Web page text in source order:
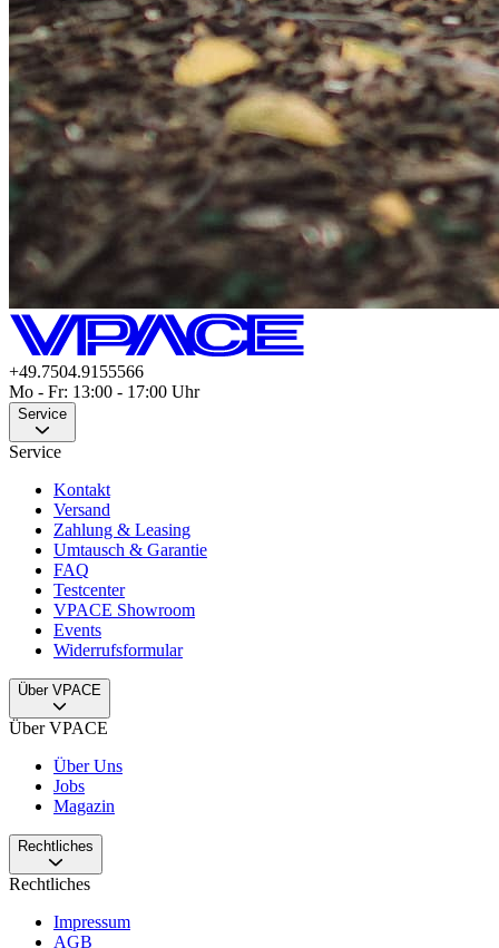
+49.7504.9155566
Mo - Fr: 13:00 - 17:00 Uhr
Service
Service
Kontakt
Versand
Zahlung & Leasing
Umtausch & Garantie
FAQ
Testcenter
VPACE Showroom
Events
Widerrufsformular
Über VPACE
Über VPACE
Über Uns
Jobs
Magazin
Rechtliches
Rechtliches
Impressum
AGB